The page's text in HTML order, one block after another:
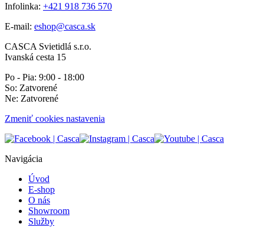
Infolinka: +421 918 736 570
E-mail: eshop@casca.sk
CASCA Svietidlá s.r.o.
Ivanská cesta 15
Po - Pia: 9:00 - 18:00
So: Zatvorené
Ne: Zatvorené
Zmeniť cookies nastavenia
Navigácia
Úvod
E-shop
O nás
Showroom
Služby